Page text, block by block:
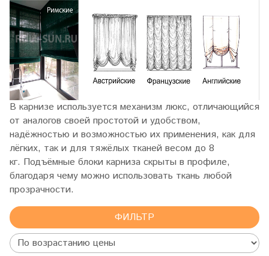
В карнизе используется механизм люкс, отличающийся
от аналогов своей простотой и удобством,
надёжностью и возможностью их применения, как для
лёгких, так и для тяжёлых тканей весом до 8
кг. Подъёмные блоки карниза скрыты в профиле,
благодаря чему можно использовать ткань любой
прозрачности.
ФИЛЬТР